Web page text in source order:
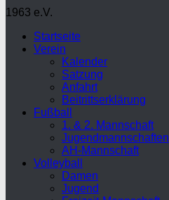
1963 e.V.
Startseite
Verein
Kalender
Satzung
Anfahrt
Beitrittserklärung
Fußball
1. & 2. Mannschaft
Jugendmannschaften
AH-Mannschaft
Volleyball
Damen
Jugend